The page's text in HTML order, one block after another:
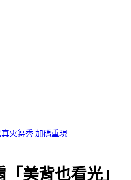
火舞秀 加碼重現
「美背也看光